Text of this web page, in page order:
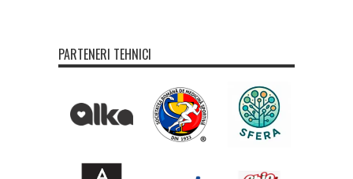
PARTENERI TEHNICI